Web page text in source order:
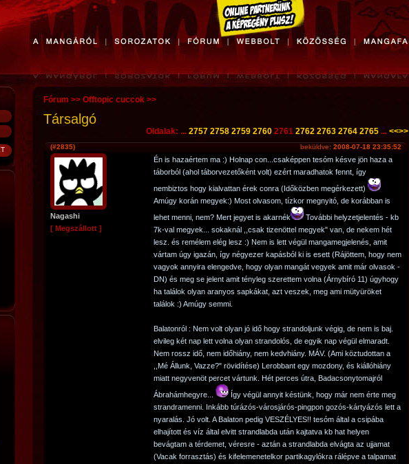
Fórum >> Offtopic cuccok >>
Társalgó
Oldalak: ... 2757 2758 2759 2760 2761 2762 2763 2764 2765 ... <<>>
beküldve: 2008-07-18 23:35:52
(#2835)
Nagashi
[ Megszállott ]
Én is hazaértem ma :) Holnap con...csaképpen tesóm késve jön haza a
táborból (ahol táborvezetőként volt) ezért maradhatok fennt, így
nembiztos hogy kialvattan érek conra (Időközben megérkezett)
Amúgy korán megyek:) Most olvasom, tízkor megnyitó, de korábban is
lehet menni, nem? Mert jegyet is akarnék
További helyzetjelentés - kb
7k-val megyek... sokaknál ,,csak tizenöttel megyek" van, de nekem hét
lesz. és remélem elég lesz :) Nem is lett végül mangamegjelenés, amit
vártam úgy igazán, így négyezer kapásból ki is esett (Rájöttem, hogy nem
vagyok annyira elengedve, hogy olyan mangát vegyek amit már olvasok -
DN) és meg se jelent amit tényleg szerettem volna (Árnybíró 11) úgyhogy
ha találok olyan aranyos sapkákat, azt veszek, meg ami mütyüröket
találok :) Amúgy semmi.
Balatonról : Nem volt olyan jó idő hogy strandoljunk végig, de nem is baj.
elvileg két nap lett volna olyan strandolós, de egyik nap végül elmaradt.
Nem rossz idő, nem időhiány, nem kedvhiány. MÁV. (Ami köztudottan a
,,Mé Állunk, Vazze?" rövidítése) Lerobbant egy mozdony, és kiállóhiány
miatt negyvenöt percet vártunk. Hét perces útra, Badacsonytomajról
Ábrahámhegyre...
Így végül annyit késtünk, hogy már nem érte meg
strandramenni. Inkább túrázós-városjárós-pingpon gozós-kártyázós lett a
nyaralás. Jó volt. A Balaton pedig VESZÉLYES!! tesóm által a csipába
elhajított és víz által elvitt strandlabda után kajtatva kb hat helyen
bevágtam a térdemet, véresre - aztán a strandlabda elvágta az ujjamat
(Vacak forrasztás) és kifelemenetelkor partikagylókra rálépve a talpamat